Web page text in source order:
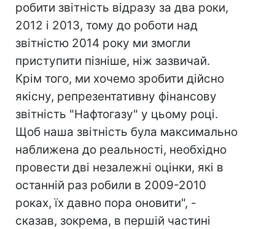
робити звітність відразу за два роки,
2012 і 2013, тому до роботи над
звітністю 2014 року ми змогли
приступити пізніше, ніж зазвичай.
Крім того, ми хочемо зробити дійсно
якісну, репрезентативну фінансову
звітність "Нафтогазу" у цьому році.
Щоб наша звітність була максимально
наближена до реальності, необхідно
провести дві незалежні оцінки, які в
останній раз робили в 2009-2010
роках, їх давно пора оновити", -
сказав, зокрема, в першій частині